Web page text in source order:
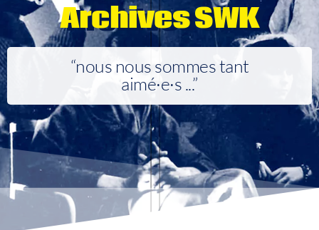
Archives SWK
“nous nous sommes tant
aimé·e·s ...”